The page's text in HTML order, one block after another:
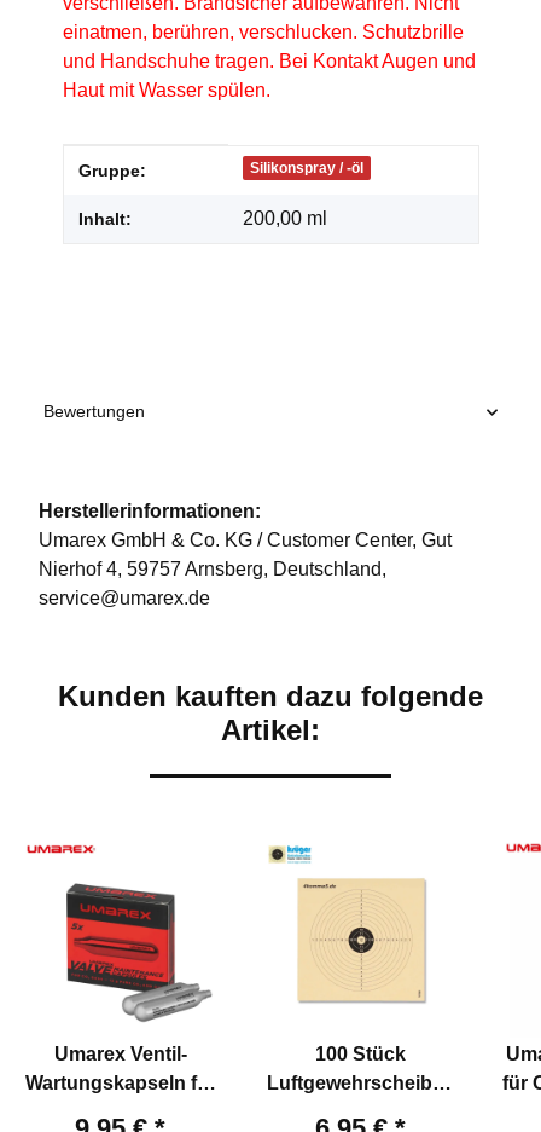
einatmen, berühren, verschlucken. Schutzbrille
und Handschuhe tragen. Bei Kontakt Augen und
Haut mit Wasser spülen.
Produkteigenschaft
Wert
Gruppe: Silikonspray / -öl
Inhalt: 200,00 ml
Bewertungen
Herstellerinformationen:
Umarex GmbH & Co. KG / Customer Center, Gut
Nierhof 4, 59757 Arnsberg, Deutschland,
service@umarex.de
Kunden kauften dazu folgende
Artikel:
Umarex Ventil-
Wartungskapseln für
100 Stück
Luftgewehrscheiben
für